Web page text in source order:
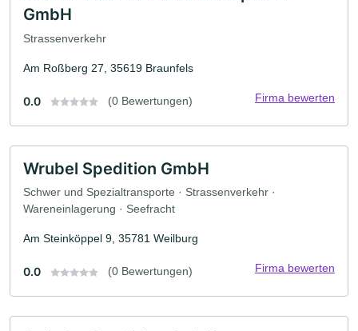
GmbH
Strassenverkehr
Am Roßberg 27, 35619 Braunfels
0.0 (0 Bewertungen) Firma bewerten
Wrubel Spedition GmbH
Schwer und Spezialtransporte · Strassenverkehr ·
Wareneinlagerung · Seefracht
Am Steinköppel 9, 35781 Weilburg
0.0 (0 Bewertungen) Firma bewerten